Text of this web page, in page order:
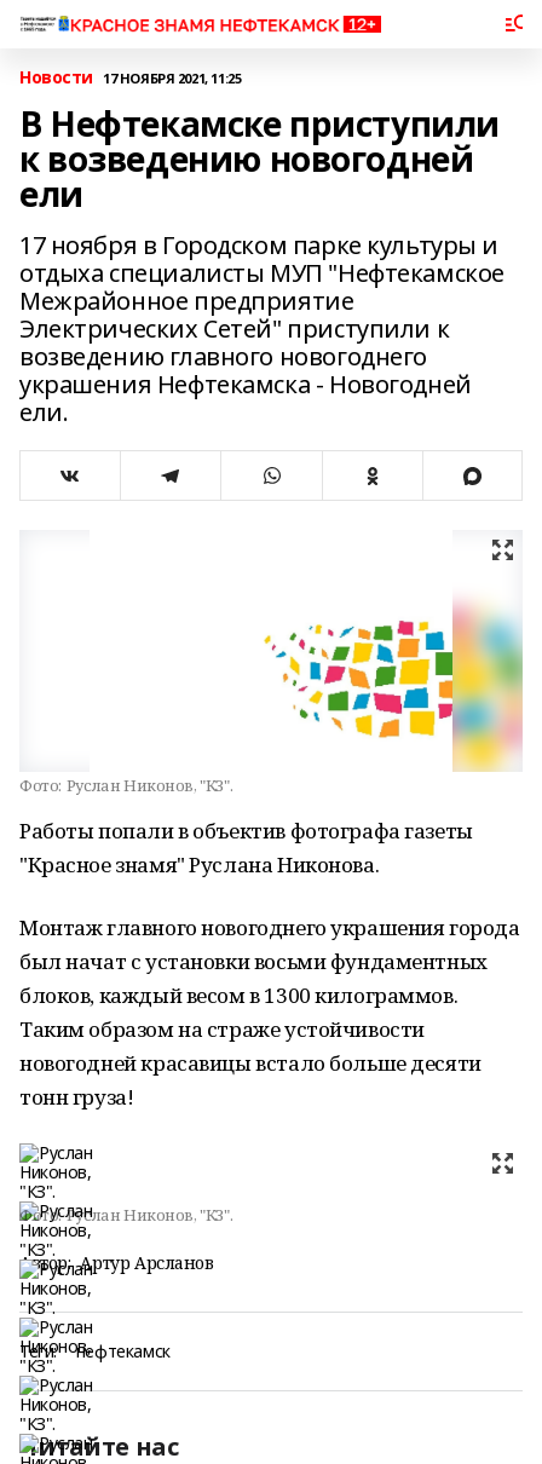
Новости 17 НОЯБРЯ 2021, 11:25
В Нефтекамске приступили
к возведению новогодней
ели
17 ноября в Городском парке культуры и
отдыха специалисты МУП "Нефтекамское
Межрайонное предприятие
Электрических Сетей" приступили к
возведению главного новогоднего
украшения Нефтекамска - Новогодней
ели.
Фото: Руслан Никонов, "КЗ".
Работы попали в объектив фотографа газеты
"Красное знамя" Руслана Никонова.
Монтаж главного новогоднего украшения города
был начат с установки восьми фундаментных
блоков, каждый весом в 1300 килограммов.
Таким образом на страже устойчивости
новогодней красавицы встало больше десяти
тонн груза!
Фото: Руслан Никонов, "КЗ".
Автор: Артур Арсланов
Теги: нефтекамск
Читайте нас